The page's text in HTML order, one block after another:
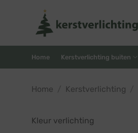
Home Kerstverlichting buiten
Home Kerstverlichting
Kleur verlichting